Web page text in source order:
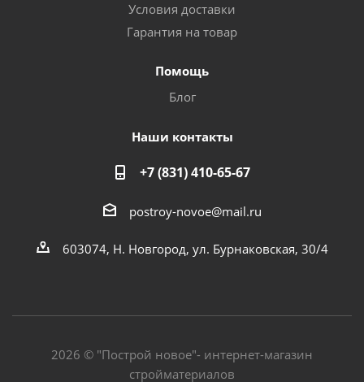
Условия доставки
Гарантия на товар
Помощь
Блог
Наши контакты
+7 (831) 410-65-67
postroy-novoe@mail.ru
603074, Н. Новгород, ул. Бурнаковская, 30/4
2026 © "Построй новое"- интернет-магазин
стройматериалов